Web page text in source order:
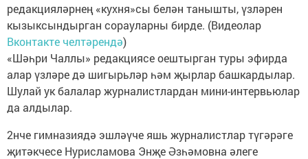
редакцияләрнең «кухня»сы белән танышты, үзләрен
кызыксындырган сорауларны бирде. (Видеолар
Вконтакте челтәрендә)
«Шәһри Чаллы» редакциясе оештырган туры эфирда
алар үзләре дә шигырьләр һәм җырлар башкардылар.
Шулай ук балалар журналистлардан мини-интервьюлар
да алдылар.
2нче гимназиядә эшләүче яшь журналистлар түгәрәге
җитәкчесе Нурисламова Энҗе Әзһәмовна әлеге